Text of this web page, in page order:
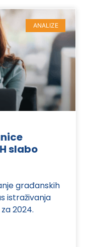
ANALIZE
slabo
građanskih
istraživanja
2024.